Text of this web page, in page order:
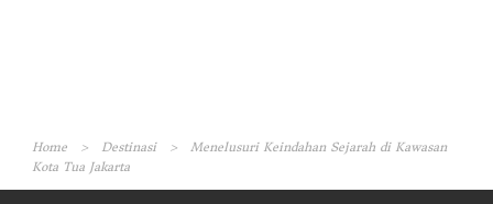
Home > Destinasi >
Menelusuri Keindahan Sejarah di Kawasan
Kota Tua Jakarta